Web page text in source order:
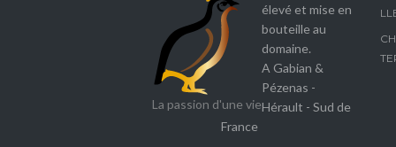
La passion d'une vie
élevé et mise en
bouteille au
domaine.
A Gabian &
Pézenas -
Hérault - Sud de
France